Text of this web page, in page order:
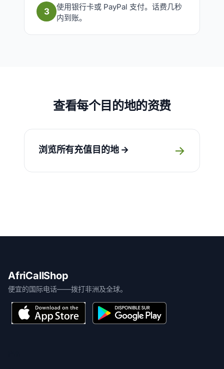
3
使用银行卡或 PayPal 支付。话费几秒
内到账。
查看每个目的地的资费
浏览所有充值目的地 → →
AfriCallShop
便宜的国际电话——拨打非洲及全球。